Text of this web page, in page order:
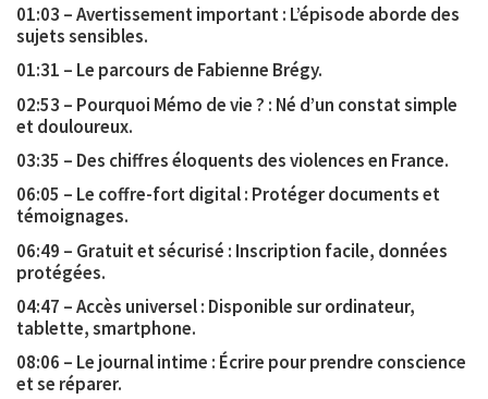
01:03 – Avertissement important : L’épisode aborde des
sujets sensibles.
01:31 – Le parcours de Fabienne Brégy.
02:53 – Pourquoi Mémo de vie ? : Né d’un constat simple
et douloureux.
03:35 – Des chiffres éloquents des violences en France.
06:05 – Le coffre-fort digital : Protéger documents et
témoignages.
06:49 – Gratuit et sécurisé : Inscription facile, données
protégées.
04:47 – Accès universel : Disponible sur ordinateur,
tablette, smartphone.
08:06 – Le journal intime : Écrire pour prendre conscience
et se réparer.